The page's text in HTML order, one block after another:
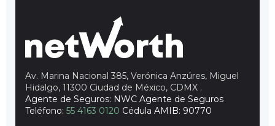
Av. Marina Nacional 385, Verónica Anzúres, Miguel
Hidalgo, 11300 Ciudad de México, CDMX .
Agente de Seguros: NWC Agente de Seguros
Teléfono: 55 4163 0120 Cédula AMIB: 90770